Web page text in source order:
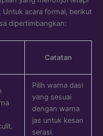
acara formal, berikut
dipertimbangkan:
Catatan
Pilih warna dasi
yang sesuai
dengan warna
jas untuk kesan
serasi.